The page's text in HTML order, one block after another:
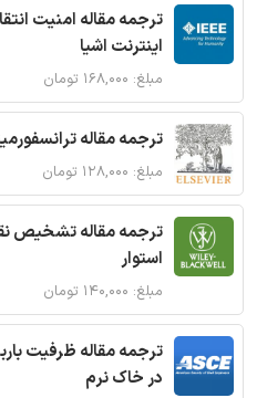
اینترنت اشیا
مبلغ: ۱۶۸,۰۰۰ تومان
ترجمه مقاله
مبلغ: ۱۲۸,۰۰۰ تومان
ترجمه مقاله تشخیص
استوار
مبلغ: ۱۴۰,۰۰۰ تومان
ترجمه مقاله ظرفیت
در خاک نرم